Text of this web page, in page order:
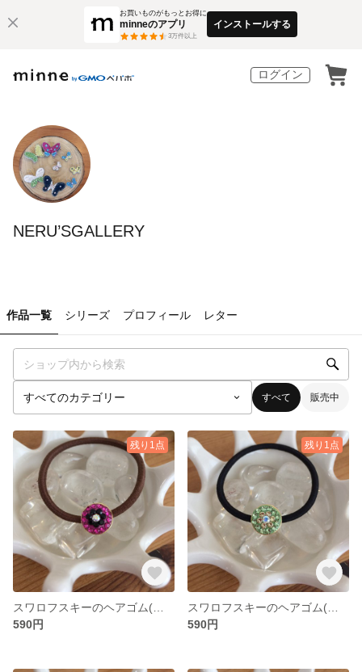
お買いものがもっとお得に
minneのアプリ
3万件以上
インストールする
ログイン
NERU’SGALLERY
作品一覧 シリーズ プロフィール レター
すべて 販売中
残り1点
590円
残り1点
590円